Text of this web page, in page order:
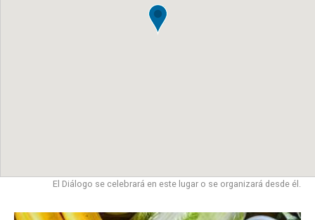
El Diálogo se celebrará en este lugar o se organizará desde él.